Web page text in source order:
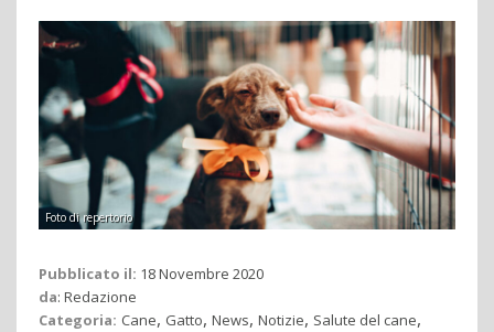
Foto di repertorio
Pubblicato il: 18 Novembre 2020
da: Redazione
Categoria: Cane, Gatto, News, Notizie, Salute del cane,